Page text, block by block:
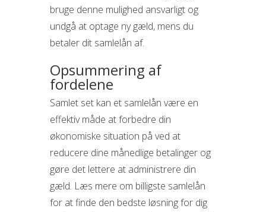
bruge denne mulighed ansvarligt og
undgå at optage ny gæld, mens du
betaler dit samlelån af.
Opsummering af
fordelene
Samlet set kan et samlelån være en
effektiv måde at forbedre din
økonomiske situation på ved at
reducere dine månedlige betalinger og
gøre det lettere at administrere din
gæld. Læs mere om billigste samlelån
for at finde den bedste løsning for dig